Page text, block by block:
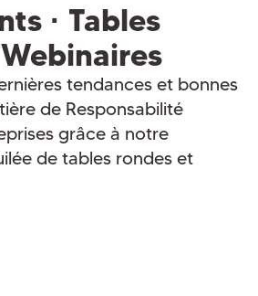
· Tables
tendances et bonnes
de Responsabilité
grâce à notre
de tables rondes et